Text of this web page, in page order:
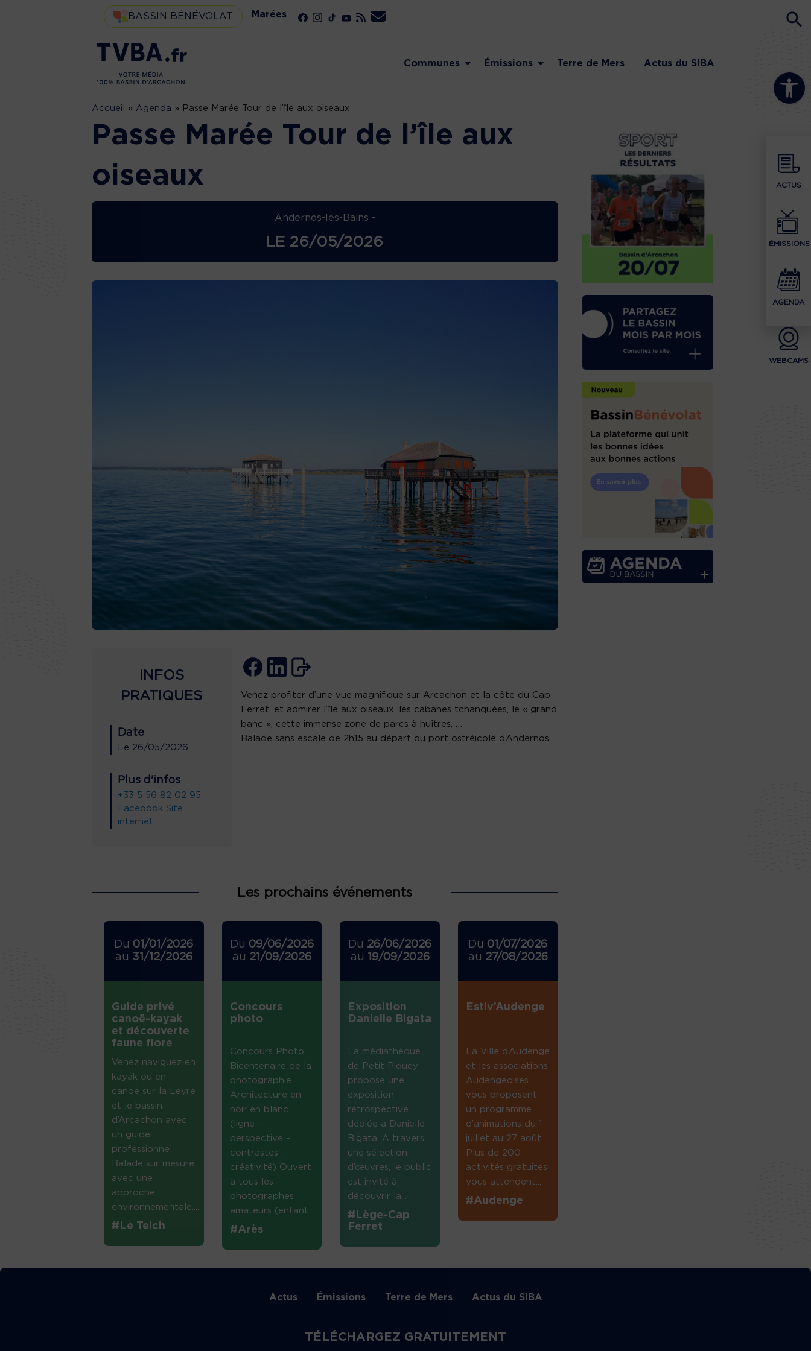
Ouvrir la
ACTUS
ÉMISSIONS
AGENDA
WEBCAMS
BASSIN BÉNÉVOLAT Marées
Communes Émissions Terre de Mers Actus du SIBA
Accueil » Agenda » Passe Marée Tour de l’île aux oiseaux
Passe Marée Tour de l’île aux
oiseaux
Andernos-les-Bains -
LE 26/05/2026
INFOS
PRATIQUES
Date
Le 26/05/2026
Plus d'infos
+33 5 56 82 02 95
Facebook Site
internet
Venez profiter d’une vue magnifique sur Arcachon et la côte du Cap-
Ferret, et admirer l’île aux oiseaux, les cabanes tchanquées, le « grand
banc », cette immense zone de parcs à huîtres, …
Balade sans escale de 2h15 au départ du port ostréicole d’Andernos.
Les prochains événements
Du 01/01/2026
au 31/12/2026
Guide privé
canoë-kayak
et découverte
faune flore
Venez naviguez en
kayak ou en
canoë sur la Leyre
et le bassin
d’Arcachon avec
un guide
professionnel.
Balade sur mesure
avec une
approche
environnementale....
#Le Teich
Du 09/06/2026
au 21/09/2026
Concours
photo
Concours Photo
Bicentenaire de la
photographie
Architecture en
noir en blanc
(ligne –
perspective –
contrastes –
créativité) Ouvert
à tous les
photographes
amateurs (enfant...
#Arès
Du 26/06/2026
au 19/09/2026
Exposition
Danielle Bigata
La médiathèque
de Petit Piquey
propose une
exposition
rétrospective
dédiée à Danielle
Bigata. A travers
une sélection
d’œuvres, le public
est invité à
découvrir la...
#Lège-Cap
Ferret
Du 01/07/2026
au 27/08/2026
Estiv’Audenge
La Ville d’Audenge
et les associations
Audengeoises
vous proposent
un programme
d’animations du 1
juillet au 27 août.
Plus de 200
activités gratuites
vous attendent....
#Audenge
Actus Émissions Terre de Mers Actus du SIBA
TÉLÉCHARGEZ GRATUITEMENT